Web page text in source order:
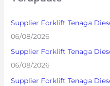
f
o
r
:
Supplier Forklift Tenaga
06/08/2026
Supplier Forklift Tenaga
06/08/2026
Supplier Forklift Tenaga